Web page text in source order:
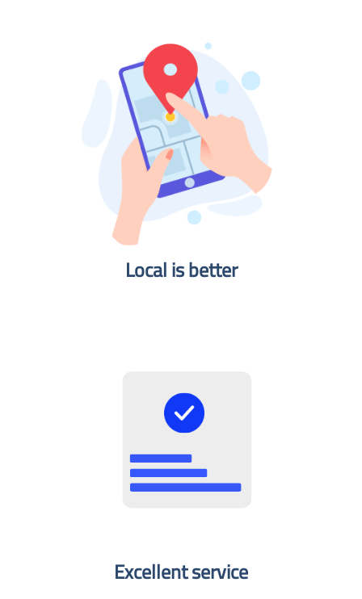
Local is better​
Excellent service